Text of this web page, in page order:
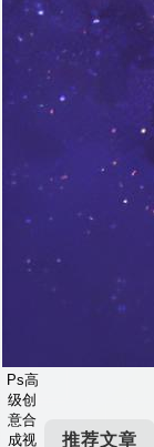
Ps高
级创
意合
成视
推荐文章